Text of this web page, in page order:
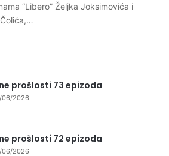
“Libero” Željka Joksimovića i
prošlosti 73 epizoda
06/2026
prošlosti 72 epizoda
06/2026